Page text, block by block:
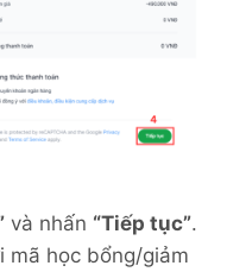
và nhấn “Tiếp tục”.
mã học bổng/giảm